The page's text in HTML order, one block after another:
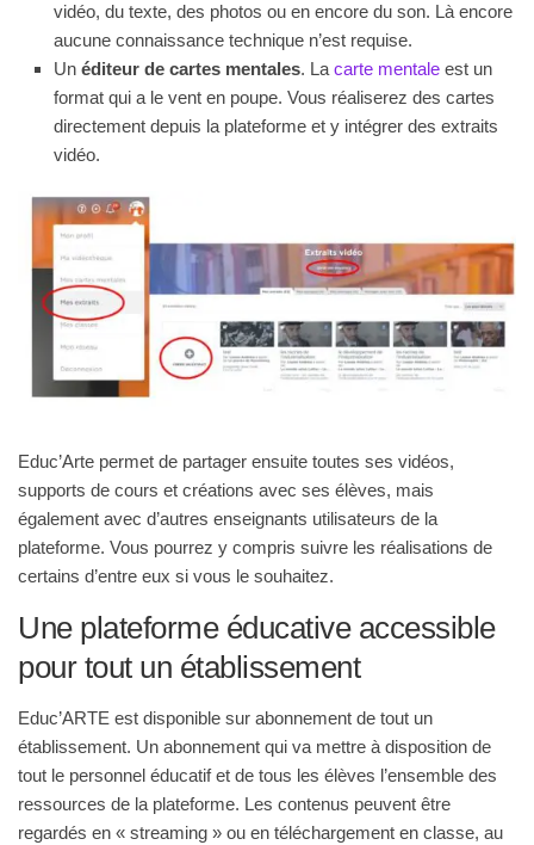
vidéo, du texte, des photos ou en encore du son. Là encore
aucune connaissance technique n’est requise.
Un éditeur de cartes mentales. La carte mentale est un
format qui a le vent en poupe. Vous réaliserez des cartes
directement depuis la plateforme et y intégrer des extraits
vidéo.
Educ’Arte permet de partager ensuite toutes ses vidéos,
supports de cours et créations avec ses élèves, mais
également avec d’autres enseignants utilisateurs de la
plateforme. Vous pourrez y compris suivre les réalisations de
certains d’entre eux si vous le souhaitez.
Une plateforme éducative accessible
pour tout un établissement
Educ’ARTE est disponible sur abonnement de tout un
établissement. Un abonnement qui va mettre à disposition de
tout le personnel éducatif et de tous les élèves l’ensemble des
ressources de la plateforme. Les contenus peuvent être
regardés en « streaming » ou en téléchargement en classe, au